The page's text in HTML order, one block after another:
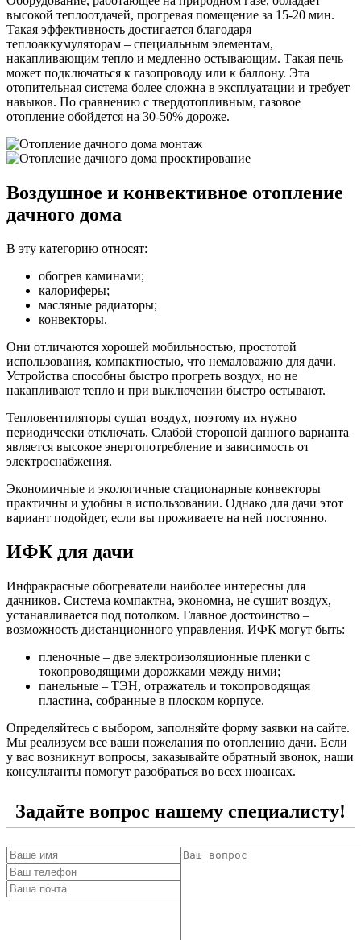
высокой теплоотдачей, прогревая помещение за 15-20 мин.
Такая эффективность достигается благодаря
теплоаккумуляторам – специальным элементам,
накапливающим тепло и медленно остывающим. Такая печь
может подключаться к газопроводу или к баллону. Эта
отопительная система более сложна в эксплуатации и требует
навыков. По сравнению с твердотопливным, газовое
отопление обойдется на 30-50% дороже.
Воздушное и конвективное отопление
дачного дома
В эту категорию относят:
обогрев каминами;
калориферы;
масляные радиаторы;
конвекторы.
Они отличаются хорошей мобильностью, простотой
использования, компактностью, что немаловажно для дачи.
Устройства способны быстро прогреть воздух, но не
накапливают тепло и при выключении быстро остывают.
Тепловентиляторы сушат воздух, поэтому их нужно
периодически отключать. Слабой стороной данного варианта
является высокое энергопотребление и зависимость от
электроснабжения.
Экономичные и экологичные стационарные конвекторы
практичны и удобны в использовании. Однако для дачи этот
вариант подойдет, если вы проживаете на ней постоянно.
ИФК для дачи
Инфракрасные обогреватели наиболее интересны для
дачников. Система компактна, экономна, не сушит воздух,
устанавливается под потолком. Главное достоинство –
возможность дистанционного управления. ИФК могут быть:
пленочные – две электроизоляционные пленки с
токопроводящими дорожками между ними;
панельные – ТЭН, отражатель и токопроводящая
пластина, собранные в плоском корпусе.
Определяйтесь с выбором, заполняйте форму заявки на сайте.
Мы реализуем все ваши пожелания по отоплению дачи. Если
у вас возникнут вопросы, заказывайте обратный звонок, наши
консультанты помогут разобраться во всех нюансах.
Задайте вопрос нашему специалисту!